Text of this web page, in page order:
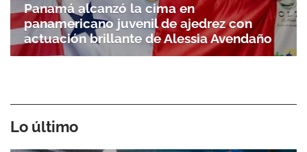
Panamá alcanzó la cima en
panamericano juvenil de ajedrez con
actuación brillante de Alessia Avendaño
Lo último